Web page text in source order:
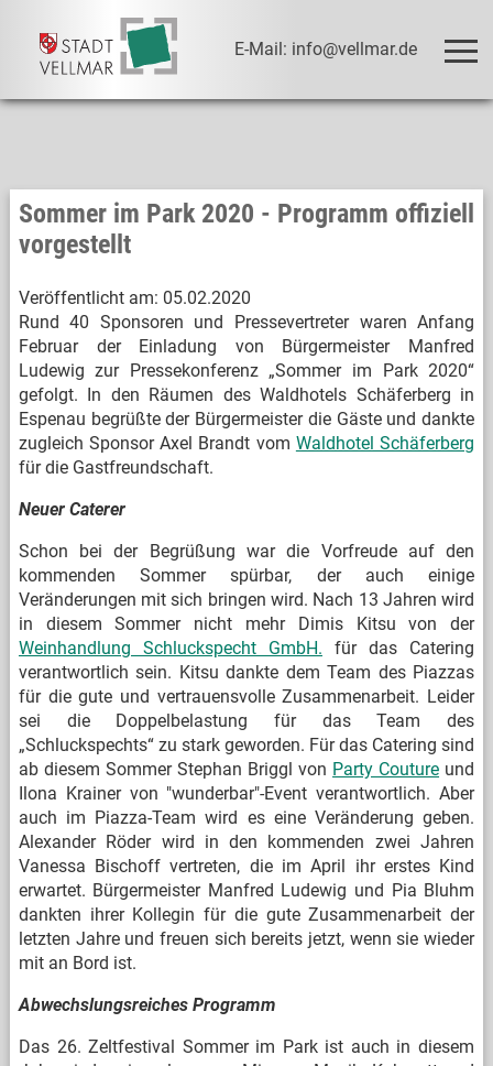
E-Mail: info@vellmar.de
Sommer im Park 2020 - Programm offiziell
vorgestellt
Veröffentlicht am: 05.02.2020
Rund 40 Sponsoren und Pressevertreter waren Anfang
Februar der Einladung von Bürgermeister Manfred
Ludewig zur Pressekonferenz „Sommer im Park 2020“
gefolgt. In den Räumen des Waldhotels Schäferberg in
Espenau begrüßte der Bürgermeister die Gäste und dankte
zugleich Sponsor Axel Brandt vom Waldhotel Schäferberg
für die Gastfreundschaft.
Neuer Caterer
Schon bei der Begrüßung war die Vorfreude auf den
kommenden Sommer spürbar, der auch einige
Veränderungen mit sich bringen wird. Nach 13 Jahren wird
in diesem Sommer nicht mehr Dimis Kitsu von der
Weinhandlung Schluckspecht GmbH.
für das Catering
verantwortlich sein. Kitsu dankte dem Team des Piazzas
für die gute und vertrauensvolle Zusammenarbeit. Leider
sei die Doppelbelastung für das Team des
„Schluckspechts“ zu stark geworden. Für das Catering sind
ab diesem Sommer Stephan Briggl von Party Couture und
Ilona Krainer von "wunderbar"-Event verantwortlich. Aber
auch im Piazza-Team wird es eine Veränderung geben.
Alexander Röder wird in den kommenden zwei Jahren
Vanessa Bischoff vertreten, die im April ihr erstes Kind
erwartet. Bürgermeister Manfred Ludewig und Pia Bluhm
dankten ihrer Kollegin für die gute Zusammenarbeit der
letzten Jahre und freuen sich bereits jetzt, wenn sie wieder
mit an Bord ist.
Abwechslungsreiches Programm
Das 26. Zeltfestival Sommer im Park ist auch in diesem